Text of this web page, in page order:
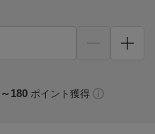
180 ポイント獲得